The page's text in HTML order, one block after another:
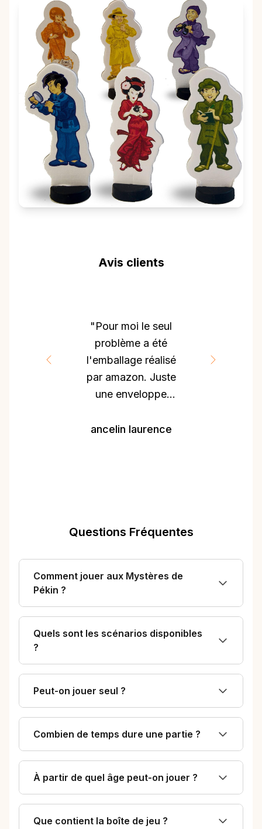
Avis clients
"Pour moi le seul
problème a été
l'emballage réalisé
par amazon. Juste
une enveloppe
boîte du jeu était
ancelin laurence
Questions Fréquentes
Comment jouer aux Mystères de
Pékin ?
Quels sont les scénarios disponibles
?
Peut-on jouer seul ?
Combien de temps dure une partie ?
À partir de quel âge peut-on jouer ?
Que contient la boîte de jeu ?